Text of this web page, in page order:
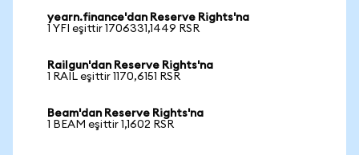
yearn.finance'dan Reserve Rights'na
1 YFI eşittir 1706331,1449 RSR
Railgun'dan Reserve Rights'na
1 RAIL eşittir 1170,6151 RSR
Beam'dan Reserve Rights'na
1 BEAM eşittir 1,1602 RSR